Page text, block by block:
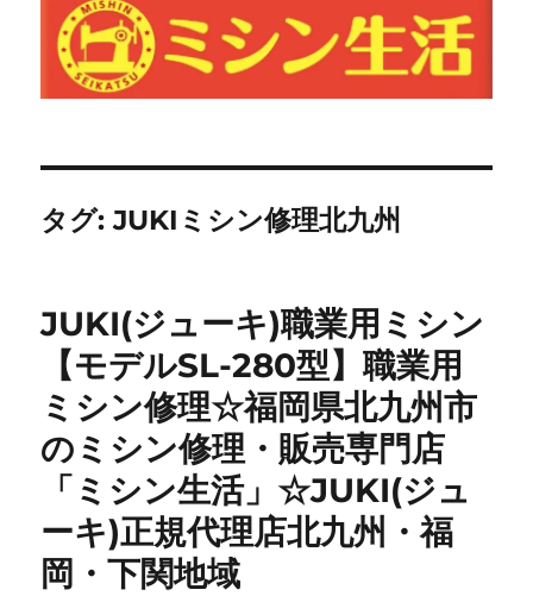
タグ:JUKIミシン修理北九州
JUKI(ジューキ)職業用ミシン
【モデルSL-280型】職業用
ミシン修理☆福岡県北九州市
のミシン修理・販売専門店
「ミシン生活」☆JUKI(ジュ
ーキ)正規代理店北九州・福
岡・下関地域